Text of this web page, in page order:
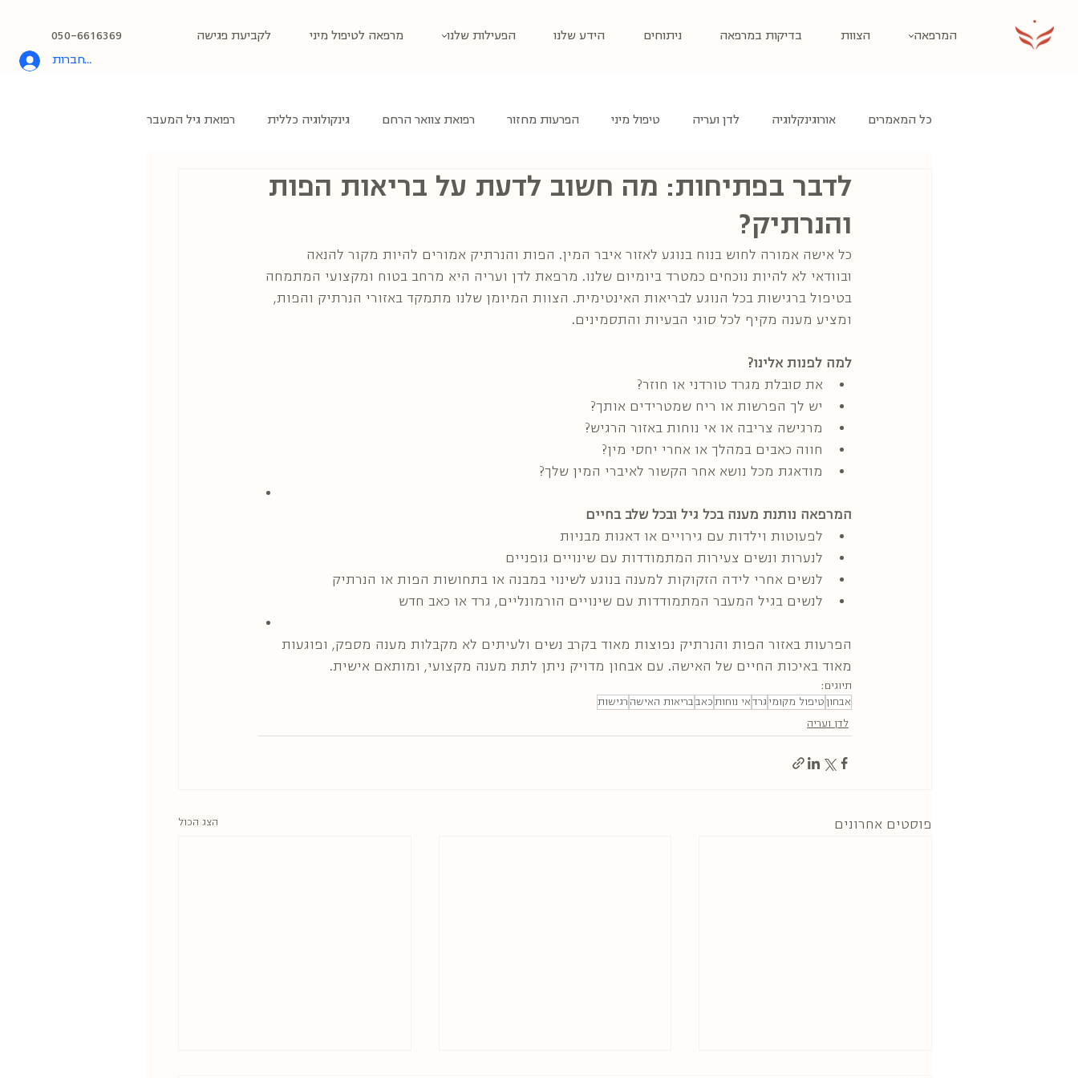
050-6616369
להתחברות
המרפאה הצוות בדיקות במרפאה ניתוחים הידע שלנו הפעילות שלנו מרפאה לטיפול מיני לקביעת פגישה
כל המאמרים אורוגינקלוגיה לדן ועריה טיפול מיני הפרעות מחזור רפואת צוואר הרחם גינקולוגיה כללית רפואת גיל המעבר
לדבר בפתיחות: מה חשוב לדעת על בריאות הפות
והנרתיק?
כל אישה אמורה לחוש בנוח בנוגע לאזור איבר המין. הפות והנרתיק אמורים להיות מקור להנאה
ובוודאי לא להיות נוכחים כמטרד ביומיום שלנו. מרפאת לדן ועריה היא מרחב בטוח ומקצועי המתמחה
בטיפול ברגישות בכל הנוגע לבריאות האינטימית. הצוות המיומן שלנו מתמקד באזורי הנרתיק והפות,
ומציע מענה מקיף לכל סוגי הבעיות והתסמינים.
למה לפנות אלינו?
את סובלת מגרד טורדני או חוזר?
יש לך הפרשות או ריח שמטרידים אותך?
מרגישה צריבה או אי נוחות באזור הרגיש?
חווה כאבים במהלך או אחרי יחסי מין?
מודאגת מכל נושא אחר הקשור לאיברי המין שלך?
המרפאה נותנת מענה בכל גיל ובכל שלב בחיים
לפעוטות וילדות עם גירויים או דאגות מבניות
לנערות ונשים צעירות המתמודדות עם שינויים גופניים
לנשים אחרי לידה הזקוקות למענה בנוגע לשינוי במבנה או בתחושות הפות או הנרתיק
לנשים בגיל המעבר המתמודדות עם שינויים הורמונליים, גרד או כאב חדש
הפרעות באזור הפות והנרתיק נפוצות מאוד בקרב נשים ולעיתים לא מקבלות מענה מספק, ופוגעות
מאוד באיכות החיים של האישה. עם אבחון מדויק ניתן לתת מענה מקצועי, ומותאם אישית.
תיוגים:
אבחוןטיפול מקומיגרדאי נוחותכאבבריאות האישה רגישות
לדן ועריה
פוסטים אחרונים הצג הכול